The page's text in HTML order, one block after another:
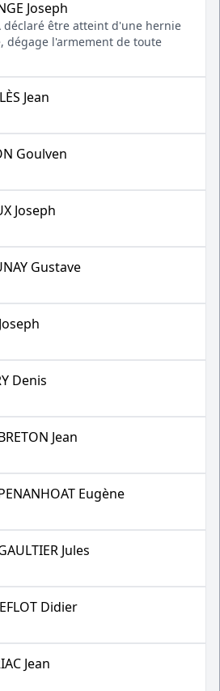
Joseph
déclaré être atteint d'une hernie
dégage l'armement de toute
Jean
Goulven
Joseph
Gustave
Denis
Jean
Eugène
Jules
Didier
Jean